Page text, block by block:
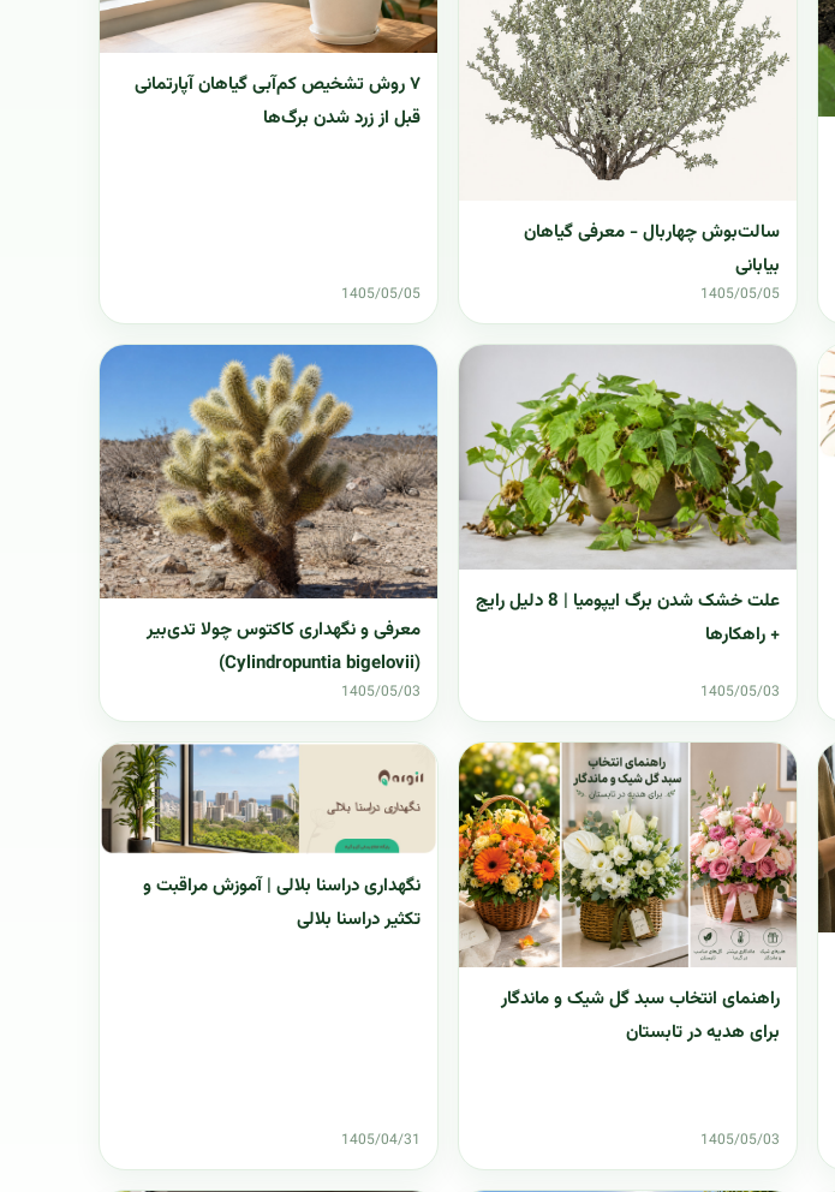
سالت‌بوش چهاربال - معرفی گیاهان
بیابانی
1405/05/05
۷ روش تشخیص کم‌آبی گیاهان آپارتمانی
قبل از زرد شدن برگ‌ها
1405/05/05
علت خشک شدن برگ ایپومیا | 8 دلیل رایج
+ راهکارها
1405/05/03
معرفی و نگهداری کاکتوس چولا تدی‌بیر
(Cylindropuntia bigelovii)
1405/05/03
راهنمای انتخاب سبد گل شیک و ماندگار
برای هدیه در تابستان
1405/05/03
نگهداری دراسنا بلالی | آموزش مراقبت و
تکثیر دراسنا بلالی
1405/04/31